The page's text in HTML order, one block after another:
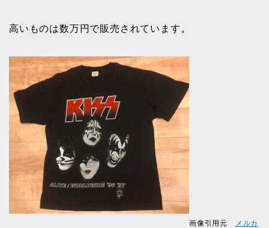
高いものは数万円で販売されています。
画像引用元 メルカ